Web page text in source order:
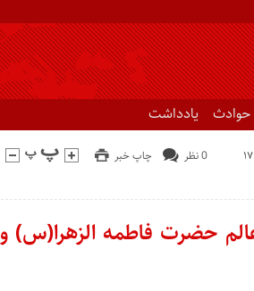
حوادث یادداشت
چاپ خبر
0 نظر
حضرت فاطمه الزهرا(س) و